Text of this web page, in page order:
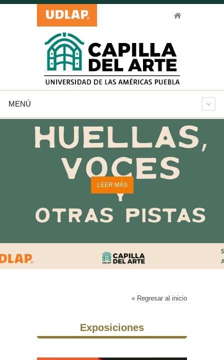
MENÚ
LEER MÁS
« Regresar al inicio
Exposiciones